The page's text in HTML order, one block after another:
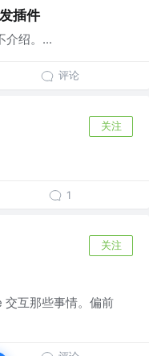
插件
介绍。...
评论
关注
1
关注
互那些事情。偏前